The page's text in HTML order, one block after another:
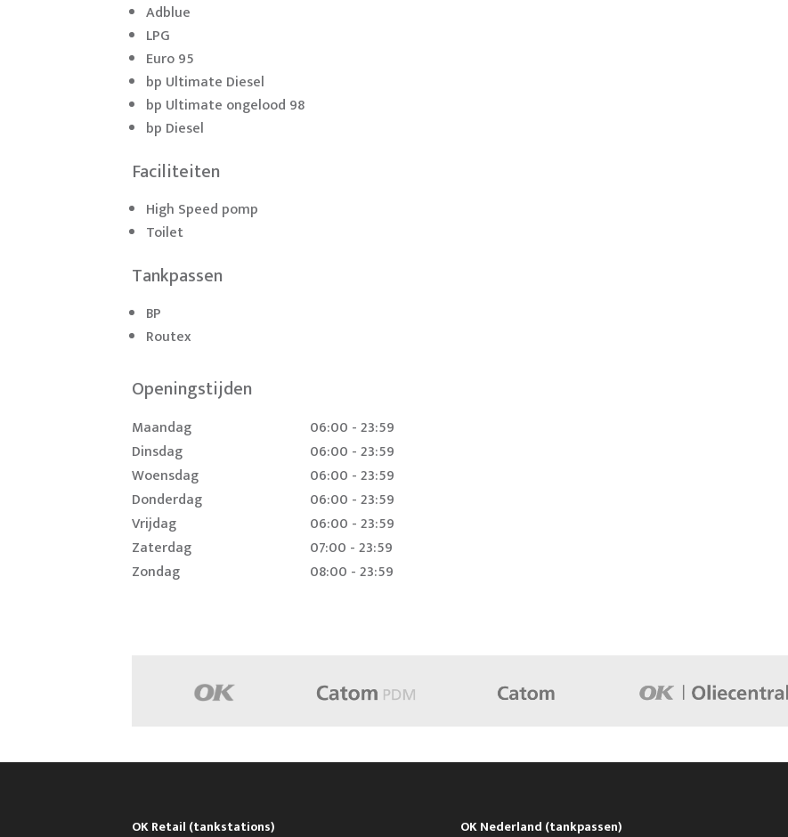
Adblue
LPG
Euro 95
bp Ultimate Diesel
bp Ultimate ongelood 98
bp Diesel
Faciliteiten
High Speed pomp
Toilet
Tankpassen
BP
Routex
Openingstijden
Maandag
06:00 - 23:59
Dinsdag
06:00 - 23:59
Woensdag
06:00 - 23:59
Donderdag
06:00 - 23:59
Vrijdag
06:00 - 23:59
Zaterdag
07:00 - 23:59
Zondag
08:00 - 23:59
OK Retail (tankstations) OK Nederland (tankpassen)